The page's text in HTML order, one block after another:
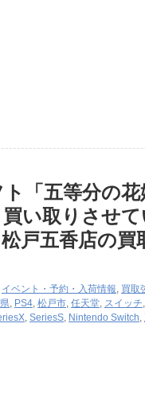
ト「五等分の
い取りさせ
戸五香店の買
イベント・予約・入荷情報 買取
PS4 松戸市 任天堂 スイッチ
SeriesS Nintendo Switch